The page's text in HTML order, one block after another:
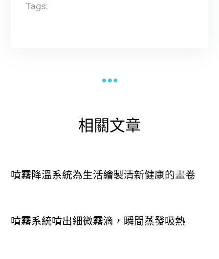
Tags:
相關文章
噴霧降溫系統為生活繪製清新健康的畫卷
噴霧系統噴出細微霧滴，瞬間蒸發吸熱